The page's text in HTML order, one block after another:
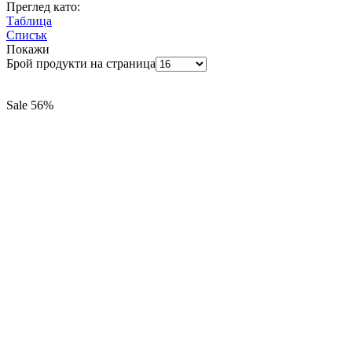
Преглед като:
Таблица
Списък
Покажи
Брой продукти на страница
Sale 56%